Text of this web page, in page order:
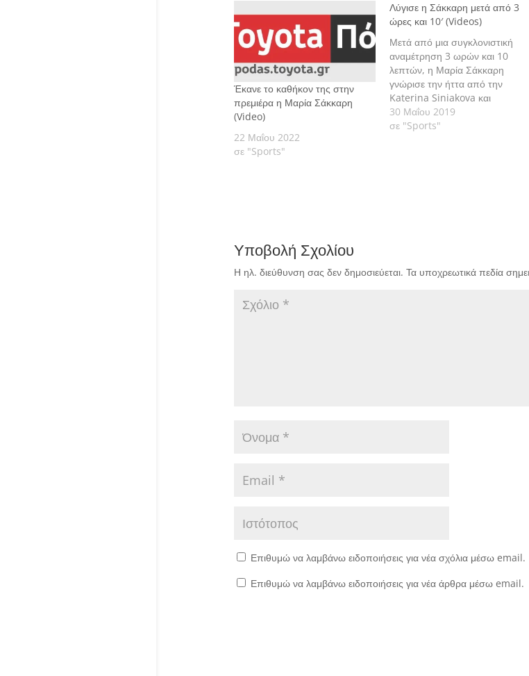
Έκανε το καθήκον της στην
πρεμιέρα η Μαρία Σάκκαρη
(Video)
22 Μαΐου 2022
σε "Sports"
Λύγισε η Σάκκαρη μετά από 3
ώρες και 10′ (Videos)
Μετά από μια συγκλονιστική
αναμέτρηση 3 ωρών και 10
λεπτών, η Μαρία Σάκκαρη
γνώρισε την ήττα από την
Katerina Siniakova και
αποχαιρέτησε το Roland
Garros.
30 Μαΐου 2019
σε "Sports"
Υποβολή Σχολίου
Η ηλ. διεύθυνση σας δεν δημοσιεύεται. Τα υποχρεωτικά πεδία
Επιθυμώ να λαμβάνω ειδοποιήσεις για νέα σχόλια μέσω email.
Επιθυμώ να λαμβάνω ειδοποιήσεις για νέα άρθρα μέσω email.